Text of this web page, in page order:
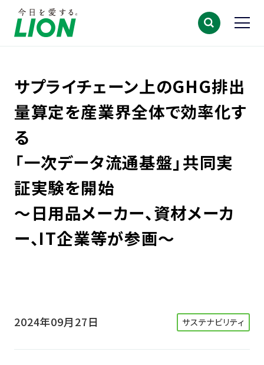
サプライチェーン上のGHG排出
量算定を産業界全体で効率化す
る
「一次データ流通基盤」共同実
証実験を開始
～日用品メーカー、資材メーカ
ー、IT企業等が参画～
2024年09月27日 サステナビリティ